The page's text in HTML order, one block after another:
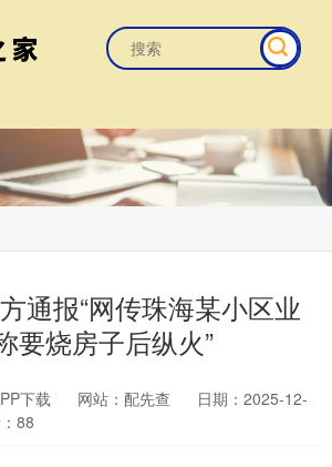
通报“网传珠海某小区业
要烧房子后纵火”
下载 网站：配先查
日期：2025-12-
88